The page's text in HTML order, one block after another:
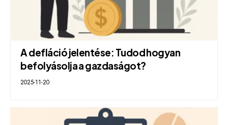
A defláció jelentése: Tudod hogyan
befolyásolja a gazdaságot?
2025-11-20